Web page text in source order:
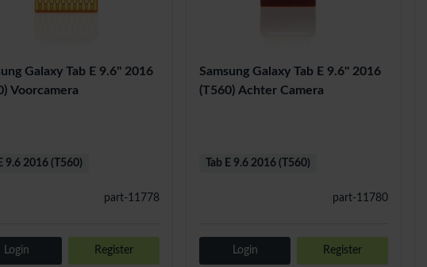
Galaxy Tab E 9.6'' 2016
Voorcamera
part-11778
9.6 2016 (T560)
Login Register
Samsung Galaxy Tab E 9.6'' 2016
(T560) Achter Camera
part-11780
Tab E 9.6 2016 (T560)
Login Register